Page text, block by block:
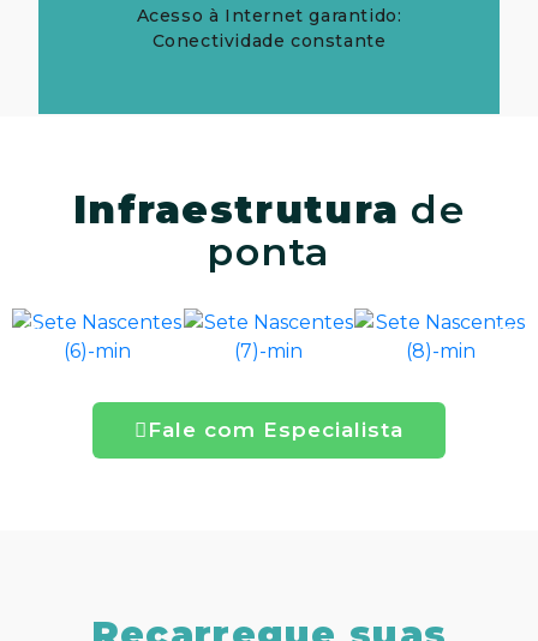
Acesso à Internet garantido:
Conectividade constante
Infraestrutura de
ponta
Fale com Especialista